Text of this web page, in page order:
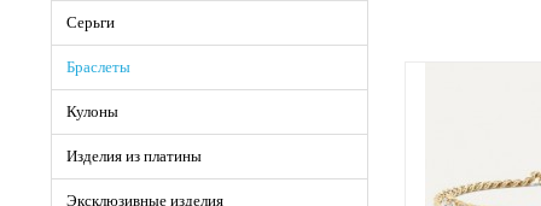
Серьги
Браслеты
Кулоны
Изделия из платины
Эксклюзивные изделия